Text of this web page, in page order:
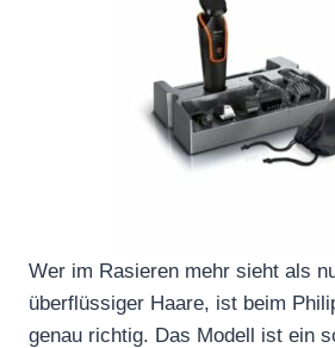
Wer im Rasieren mehr sieht als
überflüssiger Haare, ist beim
genau richtig. Das Modell ist ein